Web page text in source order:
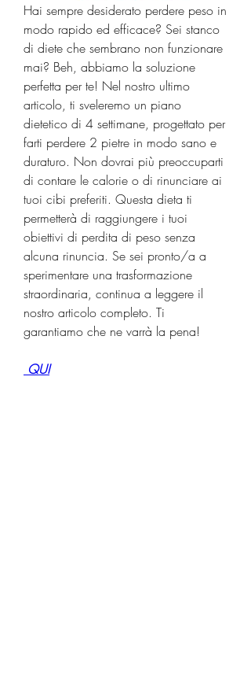
Hai sempre desiderato perdere peso in
modo rapido ed efficace? Sei stanco
di diete che sembrano non funzionare
mai? Beh, abbiamo la soluzione
perfetta per te! Nel nostro ultimo
articolo, ti sveleremo un piano
dietetico di 4 settimane, progettato per
farti perdere 2 pietre in modo sano e
duraturo. Non dovrai più preoccuparti
di contare le calorie o di rinunciare ai
tuoi cibi preferiti. Questa dieta ti
permetterà di raggiungere i tuoi
obiettivi di perdita di peso senza
alcuna rinuncia. Se sei pronto/a a
sperimentare una trasformazione
straordinaria, continua a leggere il
nostro articolo completo. Ti
garantiamo che ne varrà la pena!
QUI